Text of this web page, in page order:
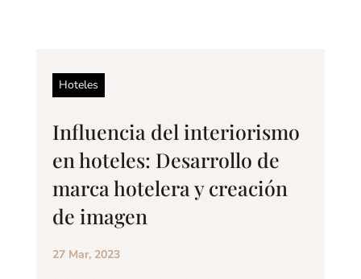
Hoteles
Influencia del interiorismo
en hoteles: Desarrollo de
marca hotelera y creación
de imagen
27 Mar, 2023